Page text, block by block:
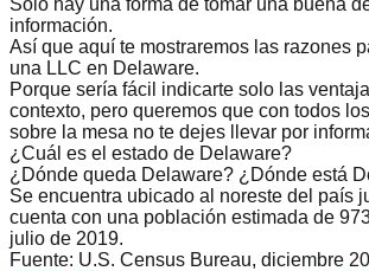
Solo hay una forma de tomar una buena
información.
Así que aquí te mostraremos las razones
una LLC en Delaware.
Porque sería fácil indicarte solo las
contexto, pero queremos que con todos
sobre la mesa no te dejes llevar por
¿Cuál es el estado de Delaware?
¿Dónde queda Delaware? ¿Dónde está
Se encuentra ubicado al noreste del país
cuenta con una población estimada de
julio de 2019.
Fuente: U.S. Census Bureau, diciembre